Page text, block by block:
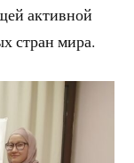
активной
стран мира.